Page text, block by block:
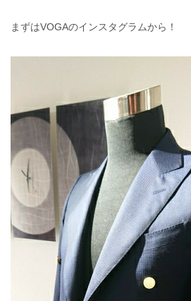
まずはVOGAのインスタグラムから！